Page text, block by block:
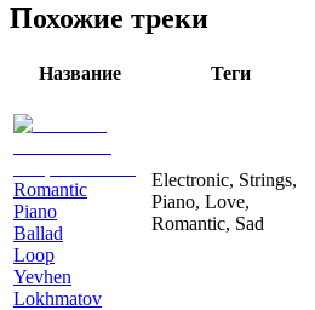
Похожие треки
Название Теги
Romantic
Piano
Ballad
Loop
Yevhen
Lokhmatov
Electronic, Strings,
Piano, Love,
Romantic, Sad